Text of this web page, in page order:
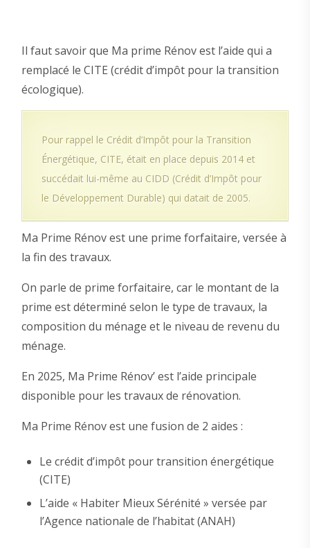
Il faut savoir que Ma prime Rénov est l’aide qui a
remplacé le CITE (crédit d’impôt pour la transition
écologique).
Pour rappel le Crédit d’Impôt pour la Transition
Énergétique, CITE, était en place depuis 2014 et
succédait lui-même au CIDD (Crédit d’Impôt pour
le Développement Durable) qui datait de 2005.
Ma Prime Rénov est une prime forfaitaire, versée à
la fin des travaux.
On parle de prime forfaitaire, car le montant de la
prime est déterminé selon le type de travaux, la
composition du ménage et le niveau de revenu du
ménage.
En 2025, Ma Prime Rénov’ est l’aide principale
disponible pour les travaux de rénovation.
Ma Prime Rénov est une fusion de 2 aides :
Le crédit d’impôt pour transition énergétique
(CITE)
L’aide « Habiter Mieux Sérénité » versée par
l’Agence nationale de l’habitat (ANAH)